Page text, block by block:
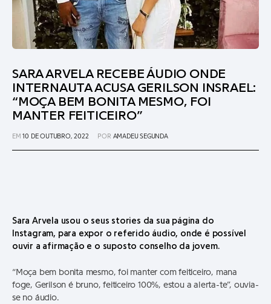
SARA ARVELA RECEBE ÁUDIO ONDE
INTERNAUTA ACUSA GERILSON INSRAEL:
“MOÇA BEM BONITA MESMO, FOI
MANTER FEITICEIRO”
EM10 DE OUTUBRO, 2022 POR AMADEU SEGUNDA
Sara Arvela usou o seus stories da sua página do
Instagram, para expor o referido áudio, onde é possível
ouvir a afirmação e o suposto conselho da jovem.
“Moça bem bonita mesmo, foi manter com feiticeiro, mana
foge, Gerilson é bruno, feiticeiro 100%, estou a alerta-te”, ouvia-
se no áudio.